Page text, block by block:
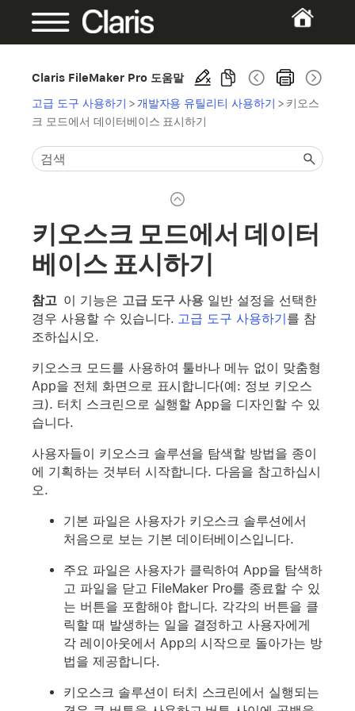
Claris FileMaker Pro 도움말
고급 도구 사용하기 > 개발자용 유틸리티 사용하기 > 키오스
크 모드에서 데이터베이스 표시하기
키오스크 모드에서 데이터
베이스 표시하기
참고 이 기능은 고급 도구 사용 일반 설정을 선택한
경우 사용할 수 있습니다. 고급 도구 사용하기를 참
조하십시오.
키오스크 모드를 사용하여 툴바나 메뉴 없이 맞춤형
App을 전체 화면으로 표시합니다(예: 정보 키오스
크). 터치 스크린으로 실행할 App을 디자인할 수 있
습니다.
사용자들이 키오스크 솔루션을 탐색할 방법을 종이
에 기획하는 것부터 시작합니다. 다음을 참고하십시
오.
기본 파일은 사용자가 키오스크 솔루션에서
처음으로 보는 기본 데이터베이스입니다.
주요 파일은 사용자가 클릭하여 App을 탐색하
고 파일을 닫고 FileMaker Pro를 종료할 수 있
는 버튼을 포함해야 합니다. 각각의 버튼을 클
릭할 때 발생하는 일을 결정하고 사용자에게
각 레이아웃에서 App의 시작으로 돌아가는 방
법을 제공합니다.
키오스크 솔루션이 터치 스크린에서 실행되는